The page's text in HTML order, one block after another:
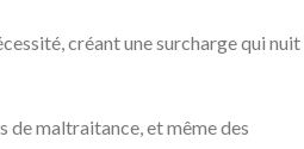
créant une surcharge qui nuit
de maltraitance, et même des